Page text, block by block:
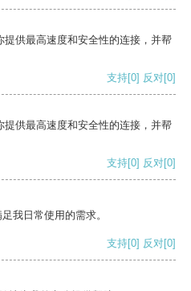
供最高速度和安全性的连接，并帮
支持[0] 反对[0]
供最高速度和安全性的连接，并帮
支持[0] 反对[0]
我日常使用的需求。
支持[0] 反对[0]